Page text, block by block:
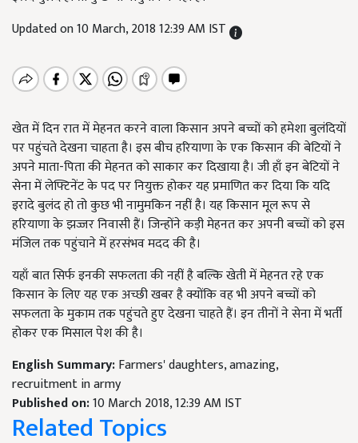
Updated on 10 March, 2018 12:39 AM IST
खेत में दिन रात में मेहनत करने वाला किसान अपने बच्चों को हमेशा बुलंदियों
पर पहुंचते देखना चाहता है। इस बीच हरियाणा के एक किसान की बेटियों ने
अपने माता-पिता की मेहनत को साकार कर दिखाया है। जी हाँ इन बेटियों ने
सेना में लेफ्टिनेंट के पद पर नियुक्त होकर यह प्रमाणित कर दिया कि यदि
इरादे बुलंद हो तो कुछ भी नामुमकिन नहीं है। यह किसान मूल रूप से
हरियाणा के झज्जर निवासी हैं। जिन्होंने कड़ी मेहनत कर अपनी बच्चों को इस
मंजिल तक पहुंचाने में हरसंभव मदद की है।
यहाँ बात सिर्फ इनकी सफलता की नहीं है बल्कि खेती में मेहनत रहे एक
किसान के लिए यह एक अच्छी खबर है क्योंकि वह भी अपने बच्चों को
सफलता के मुकाम तक पहुंचते हुए देखना चाहते हैं। इन तीनों ने सेना में भर्ती
होकर एक मिसाल पेश की है।
English Summary:Farmers' daughters, amazing,
recruitment in army
Published on:10 March 2018, 12:39 AM IST
Related Topics